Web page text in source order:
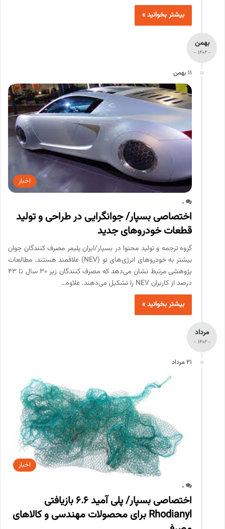
بیشتر بخوانید »
بهمن
- 1402 -
11 بهمن
اخبار
0
اختصاصی بسپار/ جوانگرایی در طراحی و تولید
قطعات خودروهای جدید
گروه ترجمه و تولید محتوا در بسپار/ایران پلیمر مصرف کنندگان جوان
بیشتر به خودروهای انرژی‌های نو (NEV) علاقمند هستند. مطالعات
پژوهشی مرتبط نشان می‌دهد که مصرف کنندگان زیر 30 سال تا 43
درصد از کاربران NEV را تشکیل می‌دهند. علاوه…
بیشتر بخوانید »
مرداد
- 1402 -
21 مرداد
اخبار
0
اختصاصی بسپار/ پلی آمید 6.6 بازیافتی
Rhodianyl برای محصولات مهندسی و کالاهای